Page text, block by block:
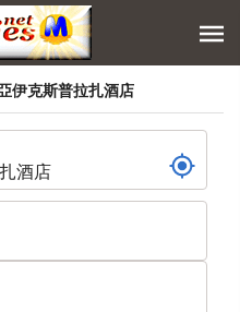
伊克斯普拉扎酒店